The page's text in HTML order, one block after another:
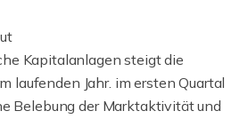
Kapitalanlagen steigt die
laufenden Jahr. im ersten Quartal
Belebung der Marktaktivität und